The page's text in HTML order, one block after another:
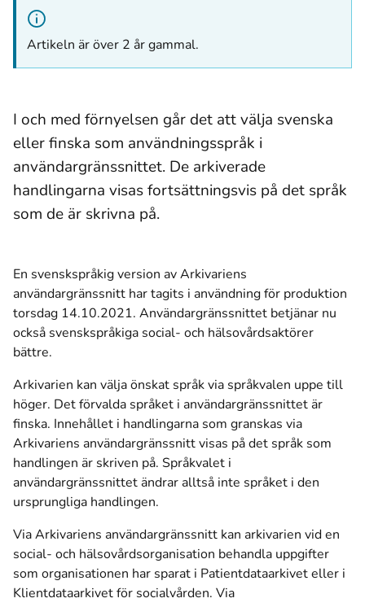
Artikeln är över 2 år gammal.
I och med förnyelsen går det att välja svenska
eller finska som användningsspråk i
användargränssnittet. De arkiverade
handlingarna visas fortsättningsvis på det språk
som de är skrivna på.
En svenskspråkig version av Arkivariens
användargränssnitt har tagits i användning för produktion
torsdag 14.10.2021. Användargränssnittet betjänar nu
också svenskspråkiga social- och hälsovårdsaktörer
bättre.
Arkivarien kan välja önskat språk via språkvalen uppe till
höger. Det förvalda språket i användargränssnittet är
finska. Innehållet i handlingarna som granskas via
Arkivariens användargränssnitt visas på det språk som
handlingen är skriven på. Språkvalet i
användargränssnittet ändrar alltså inte språket i den
ursprungliga handlingen.
Via Arkivariens användargränssnitt kan arkivarien vid en
social- och hälsovårdsorganisation behandla uppgifter
som organisationen har sparat i Patientdataarkivet eller i
Klientdataarkivet för socialvården. Via